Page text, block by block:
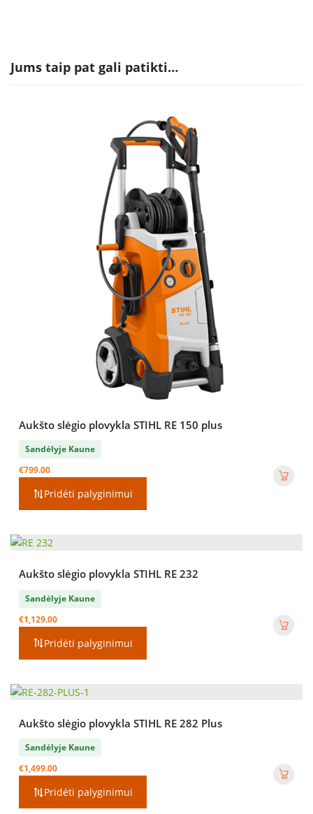
Jums taip pat gali patikti…
Aukšto slėgio plovykla STIHL RE 150 plus
Sandėlyje Kaune
€799.00
Pridėti palyginimui
Aukšto slėgio plovykla STIHL RE 232
Sandėlyje Kaune
€1,129.00
Pridėti palyginimui
Aukšto slėgio plovykla STIHL RE 282 Plus
Sandėlyje Kaune
€1,499.00
Pridėti palyginimui